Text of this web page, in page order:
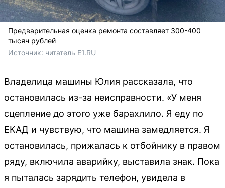
Предварительная оценка ремонта составляет 300-400
тысяч рублей
Источник: читатель E1.RU
Владелица машины Юлия рассказала, что
остановилась из-за неисправности. «У меня
сцепление до этого уже барахлило. Я еду по
ЕКАД и чувствую, что машина замедляется. Я
остановилась, прижалась к отбойнику в правом
ряду, включила аварийку, выставила знак. Пока
я пыталась зарядить телефон, увидела в